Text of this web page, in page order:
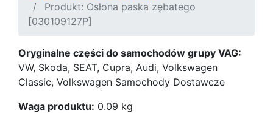
Produkt: Osłona paska zębatego
[030109127P]
Oryginalne części do samochodów grupy VAG:
VW, Skoda, SEAT, Cupra, Audi, Volkswagen
Classic, Volkswagen Samochody Dostawcze
Waga produktu: 0.09 kg